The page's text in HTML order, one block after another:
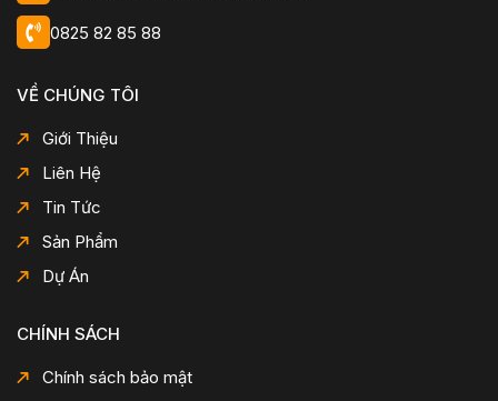
0825 82 85 88
VỀ CHÚNG TÔI
Giới Thiệu
Liên Hệ
Tin Tức
Sản Phẩm
Dự Án
CHÍNH SÁCH
Chính sách bảo mật